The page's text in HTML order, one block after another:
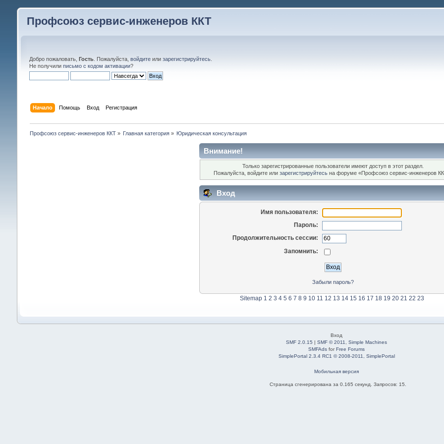
Профсоюз сервис-инженеров ККТ
Добро пожаловать, Гость. Пожалуйста, войдитеили зарегистрируйтесь.
Не получили письмо с кодом активации?
Начало Помощь Вход Регистрация
Профсоюз сервис-инженеров ККТ» Главная категория » Юридическая консультация
Внимание!
Только зарегистрированные пользователи имеют доступ в этот раздел.
Пожалуйста, войдите илизарегистрируйтесь на форуме «Профсоюз сервис-инженеров
Вход
Имя пользователя:
Пароль:
Продолжительность сессии:
Запомнить:
Забыли пароль?
Sitemap 1 2 3 4 5 6 7 8 9 10 11 12 13 14 15 16 17 18 19 20 21 22 23
Вход
SMF 2.0.15 |SMF © 2011 ,Simple Machines
SMFAds forFree Forums
SimplePortal 2.3.4 RC1 © 2008-2011, SimplePortal
Мобильная версия
Страница сгенерирована за 0.165 секунд. Запросов: 15.